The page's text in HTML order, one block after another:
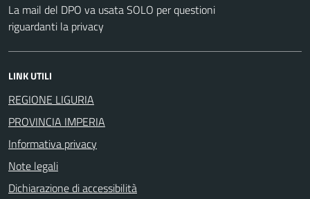
La mail del DPO va usata SOLO per questioni
riguardanti la privacy
LINK UTILI
REGIONE LIGURIA
PROVINCIA IMPERIA
Informativa privacy
Note legali
Dichiarazione di accessibilità